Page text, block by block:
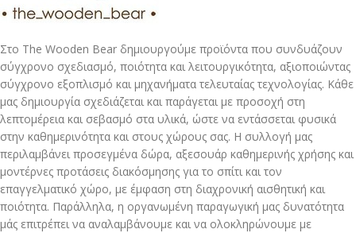
Στο The Wooden Bear δημιουργούμε προϊόντα που συνδυάζουν
σύγχρονο σχεδιασμό, ποιότητα και λειτουργικότητα, αξιοποιώντας
σύγχρονο εξοπλισμό και μηχανήματα τελευταίας τεχνολογίας. Κάθε
μας δημιουργία σχεδιάζεται και παράγεται με προσοχή στη
λεπτομέρεια και σεβασμό στα υλικά, ώστε να εντάσσεται φυσικά
στην καθημερινότητα και στους χώρους σας. Η συλλογή μας
περιλαμβάνει προσεγμένα δώρα, αξεσουάρ καθημερινής χρήσης και
μοντέρνες προτάσεις διακόσμησης για το σπίτι και τον
επαγγελματικό χώρο, με έμφαση στη διαχρονική αισθητική και
ποιότητα. Παράλληλα, η οργανωμένη παραγωγική μας δυνατότητα
μάς επιτρέπει να αναλαμβάνουμε και να ολοκληρώνουμε με